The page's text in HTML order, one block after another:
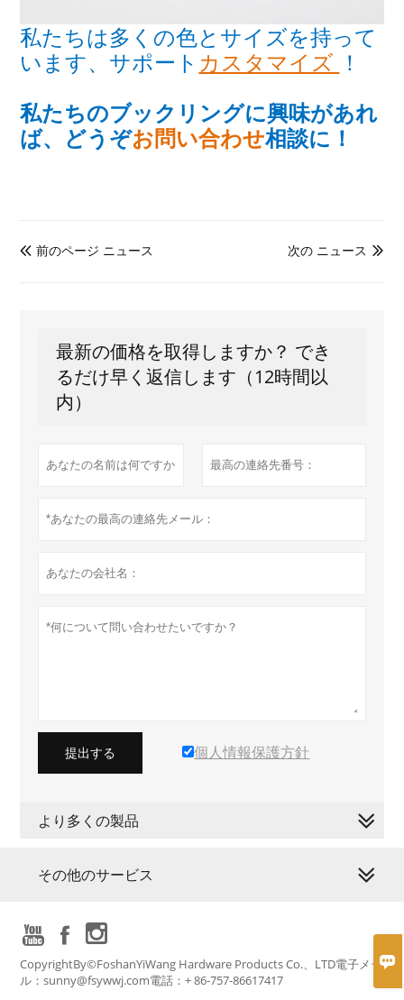

私たちは多くの色とサイズを持って
います、サポート カスタマイズ ！
私たちのブックリングに興味があれ
ば、どうぞお問い合わせ相談に！
 前のページ ニュース 
次の ニュース
最新の価格を取得しますか？ でき
るだけ早く返信します（12時間以
内）
提出する 個人情報保護方針
より多くの製品
その他のサービス
  
CopyrightBy©FoshanYiWang Hardware Products Co.、LTD電子メー
ル：sunny@fsywwj.com電話：+ 86-757-86617417